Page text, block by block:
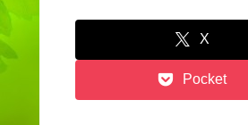
X
Pocket